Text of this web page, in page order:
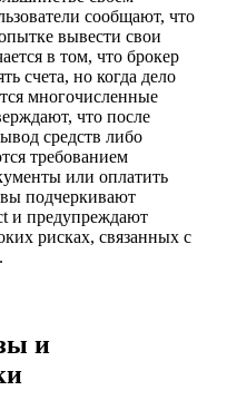
сообщают, что
вывести свои
в том, что брокер
счета, но когда дело
многочисленные
что после
средств либо
требованием
или оплатить
подчеркивают
и предупреждают
рисках, связанных с
и